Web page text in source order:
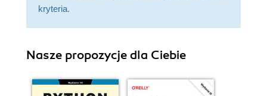
kryteria.
Nasze propozycje dla Ciebie